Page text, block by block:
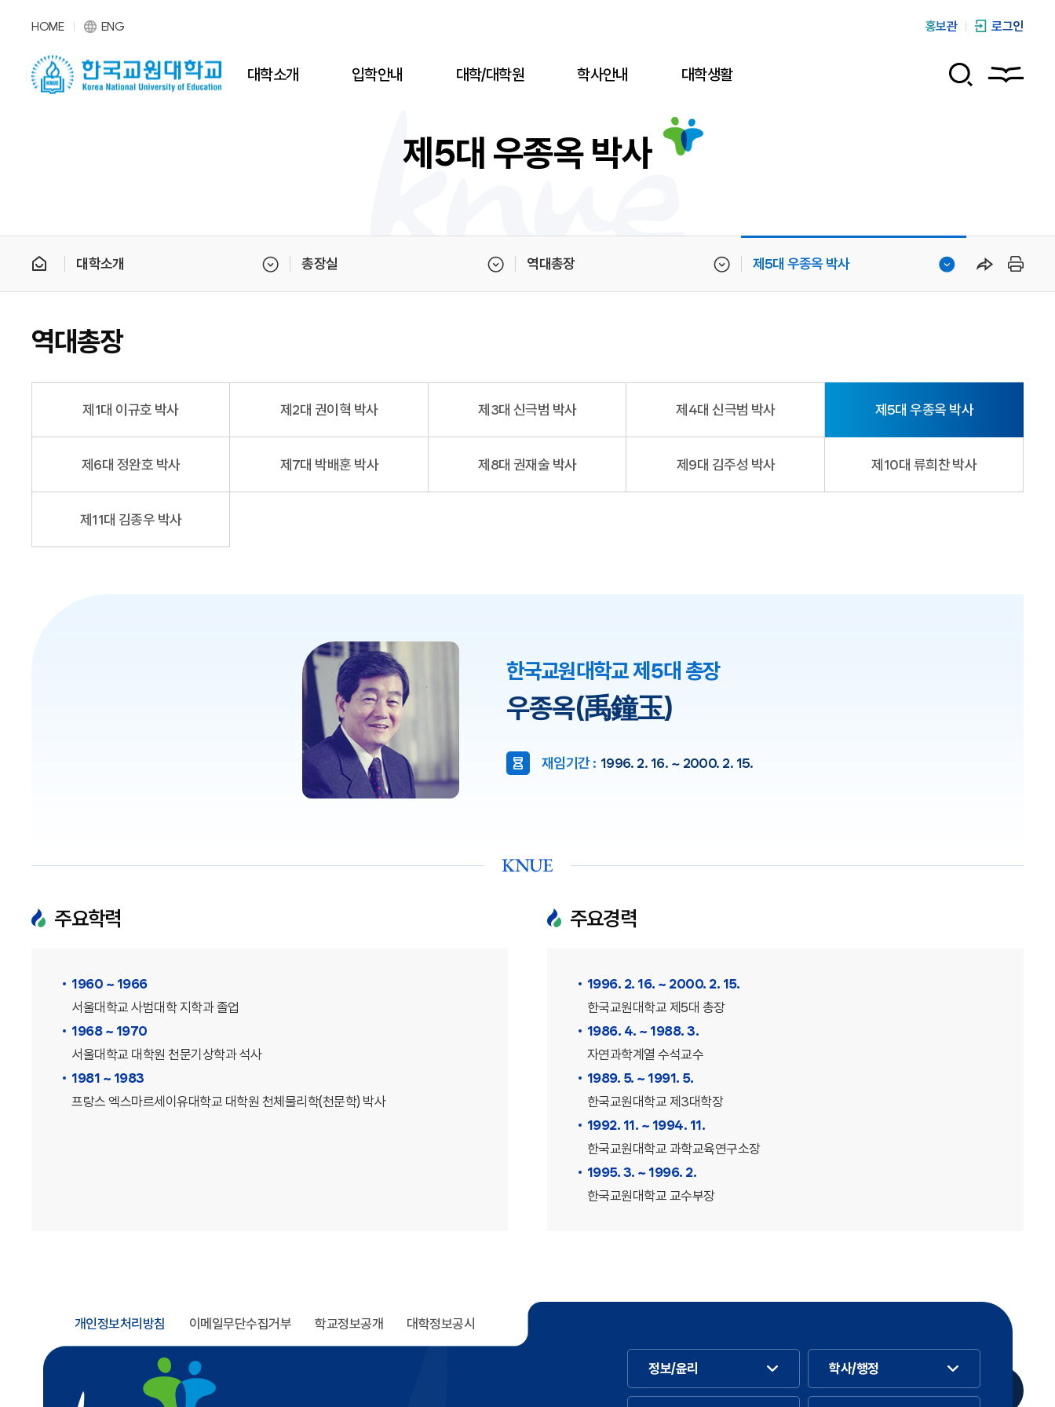
HOME ENG 홍보관 로그인
대학소개 입학안내 대학/대학원 학사안내 대학생활
제5대 우종옥 박사
대학소개 총장실 역대총장 제5대 우종옥 박사
역대총장
제1대 이규호 박사 제2대 권이혁 박사 제3대 신극범 박사 제4대 신극범 박사 제5대 우종옥 박사
제6대 정완호 박사 제7대 박배훈 박사 제8대 권재술 박사 제9대 김주성 박사 제10대 류희찬 박사
제11대 김종우 박사
한국교원대학교 제5대 총장
우종옥(禹鐘玉)
재임기간 : 1996. 2. 16. ~ 2000. 2. 15.
KNUE
주요학력
1960 ~ 1966
서울대학교 사범대학 지학과 졸업
1968 ~ 1970
서울대학교 대학원 천문기상학과 석사
1981 ~ 1983
프랑스 엑스마르세이유대학교 대학원 천체물리학(천문학) 박사
주요경력
1996. 2. 16. ~ 2000. 2. 15.
한국교원대학교 제5대 총장
1986. 4. ~ 1988. 3.
자연과학계열 수석교수
1989. 5. ~ 1991. 5.
한국교원대학교 제3대학장
1992. 11. ~ 1994. 11.
한국교원대학교 과학교육연구소장
1995. 3. ~ 1996. 2.
한국교원대학교 교수부장
개인정보처리방침 이메일무단수집거부 학교정보공개 대학정보공시
정보/윤리 학사/행정